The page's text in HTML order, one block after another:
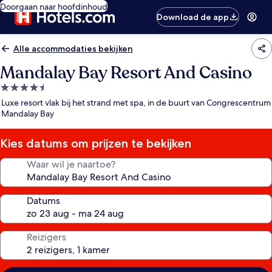
Doorgaan naar hoofdinhoud
Download de app
Alle accommodaties bekijken
Mandalay Bay Resort And Casino
4.5-
sterrenaccommodatie
Luxe resort vlak bij het strand met spa, in de buurt van Congrescentrum
Mandalay Bay
Kies datums om prijzen te bekijken
Waar wil je naartoe?
Datums
Reizigers